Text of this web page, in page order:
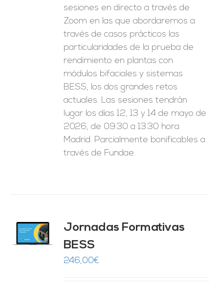
sesiones en directo a través de
Zoom en las que abordaremos a
través de casos prácticos las
particularidades de la prueba de
rendimiento en plantas con
módulos bifaciales y sistemas
BESS, los dos grandes retos
actuales. Las sesiones tendrán
lugar los días 12, 13 y 14 de mayo de
2026, de 09:30 a 13:30 hora
Madrid. Parcialmente bonificables a
través de Fundae.
Jornadas Formativas
BESS
246,00€